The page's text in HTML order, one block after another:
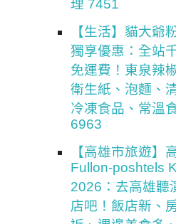
理 7451
【生活】貓大爺
獨享優惠：全站
免運費！東泉辣
衛生紙、泡麵、
冷凍食品、常溫
6963
【高雄市旅遊】
Fullon-poshtels
2026：去高雄聽
店吧！飯店新、